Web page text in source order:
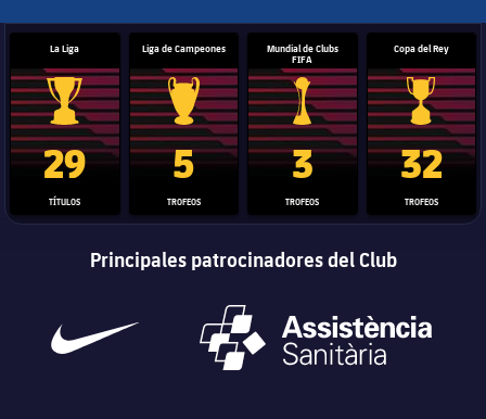
La Liga
Trofeo de La Liga
29
TÍTULOS
Liga de Campeones
Trofeo de la Liga de Campeones
5
TROFEOS
Mundial de Clubs
FIFA
Trofeo del Mundial de
3
TROFEOS
Copa del Rey
Copa del
32
TROFEOS
Principales patrocinadores del Club